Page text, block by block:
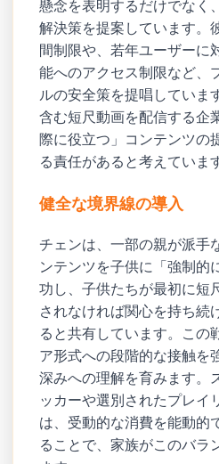
懸念を表明するだけでなく
解決策を提案しています。
間制限や、若年ユーザーに
能へのアクセス制限など、
ルの安全策を提唱していま
含む短尺動画を配信する企
際に役立つ」コンテンツの
る責任があると考えています
健全な境界線の導入
チェンは、一部の親が派手
ンテンツを子供に「強制的
功し、子供たちが最初に短
されなければ関心を持ち続
ると共有しています。この
ア形式への段階的な接触を
深みへの理解を育みます。
ッカーや選別されたプレイ
は、受動的な消費を能動的
ることで、家族がこのバラ